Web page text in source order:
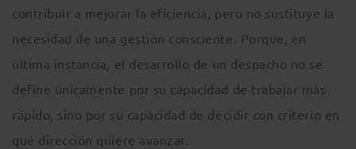
contribuir a mejorar la eficiencia, pero no sustituye la
necesidad de una gestión consciente. Porque, en
última instancia, el desarrollo de un despacho no se
define únicamente por su capacidad de trabajar más
rápido, sino por su capacidad de decidir con criterio en
qué dirección quiere avanzar.